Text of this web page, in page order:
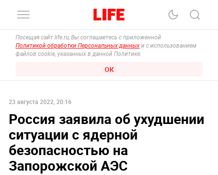
Посещая сайт life.ru, Вы соглашаетесь с приложенной
Политикой обработки Персональных данных и с использованием
файлов cookie, указанных в данной Политике.
ОК
23 августа 2022, 20:16
Россия заявила об ухудшении
ситуации с ядерной
безопасностью на
Запорожской АЭС